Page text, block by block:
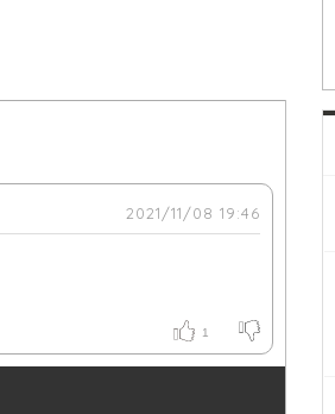
2021/11/08 19:46
1